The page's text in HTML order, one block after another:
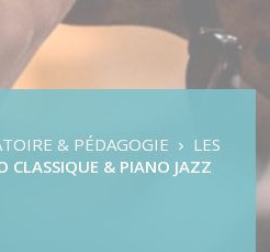
& PÉDAGOGIE
LES
CLASSIQUE & PIANO JAZZ